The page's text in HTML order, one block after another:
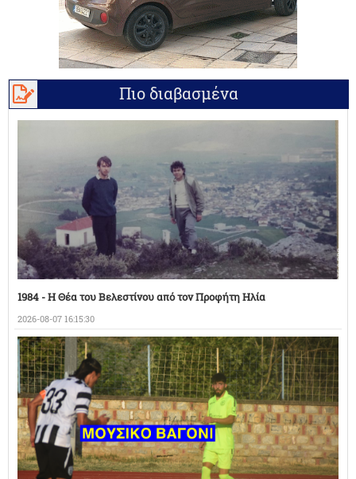
Πιο διαβασμένα
1984 - Η Θέα του Βελεστίνου από τον Προφήτη Ηλία
2026-08-07 16:15:30